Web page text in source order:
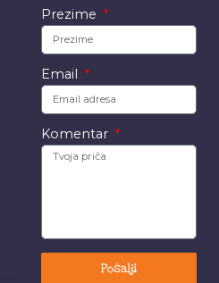
Prezime
Email
Komentar
Pošalji